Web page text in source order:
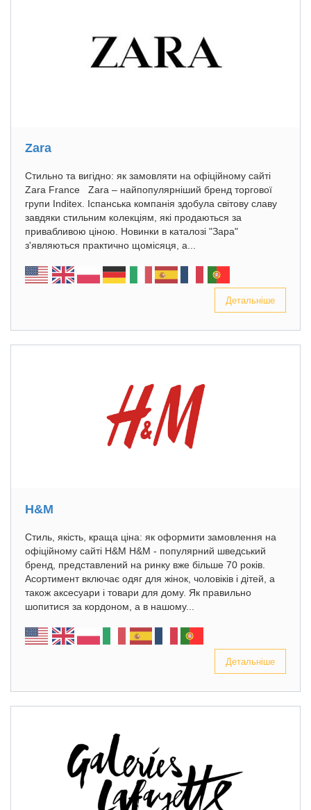
Zara
Стильно та вигідно: як замовляти на офіційному сайті
Zara France Zara – найпопулярніший бренд торгової
групи Inditex. Іспанська компанія здобула світову славу
завдяки стильним колекціям, які продаються за
привабливою ціною. Новинки в каталозі "Зара"
з'являються практично щомісяця, а...
Детальніше
H&M
Стиль, якість, краща ціна: як оформити замовлення на
офіційному сайті H&M H&M - популярний шведський
бренд, представлений на ринку вже більше 70 років.
Асортимент включає одяг для жінок, чоловіків і дітей, а
також аксесуари і товари для дому. Як правильно
шопитися за кордоном, а в нашому...
Детальніше